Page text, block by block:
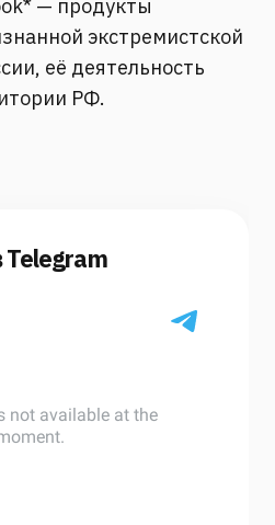
— продукты
экстремистской
её деятельность
РФ.